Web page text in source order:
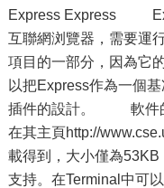
Express Express
互聯網浏覽器，需要運
項目的一部分，因為它
以把Express作為一個
插件的設計。 軟件的
在其主頁http://
載得到，大小僅為
支持。在Terminal中